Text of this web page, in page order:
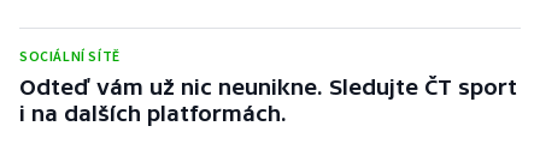
Biatlon
Boby a skeleton
Aplikace ČT sport
AZ kvíz
SOCIÁLNÍ SÍTĚ
Odteď vám už nic neunikne. Sledujte ČT sport
i na dalších platformách.